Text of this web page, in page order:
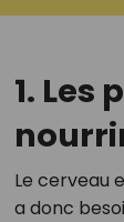
1. Les
Le cerveau
a donc